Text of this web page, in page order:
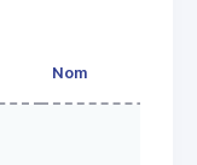
Nom